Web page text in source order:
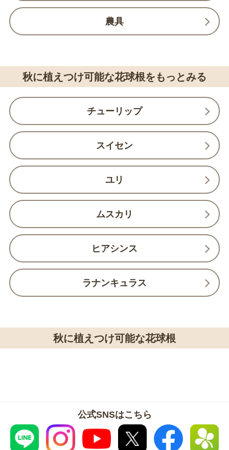
農具
秋に植えつけ可能な花球根をもっとみる
チューリップ
スイセン
ユリ
ムスカリ
ヒアシンス
ラナンキュラス
秋に植えつけ可能な花球根
公式SNSはこちら